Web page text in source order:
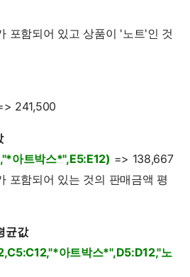
포함되어 있고 상품이 '노트'인 것
241,500
아트박스*",E5:E12) => 138,667
포함되어 있는 것의 판매금액 평
균값
아트박스*",D5:D12,"노